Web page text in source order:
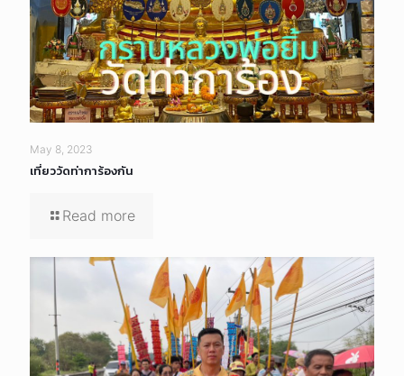
May 8, 2023
เที่ยววัดท่าการ้องกัน
Read more